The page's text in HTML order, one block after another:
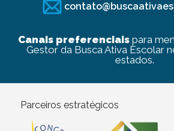
Canais preferenciaispara
Gestor da Busca Ativa Escolar
estados.
Parceiros estratégicos